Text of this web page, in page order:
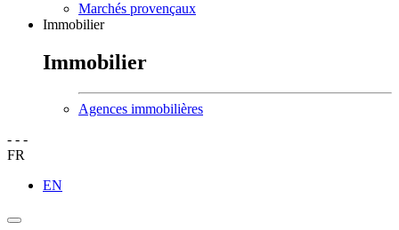
Marchés provençaux
Immobilier
Immobilier
Agences immobilières
- - -
FR
EN